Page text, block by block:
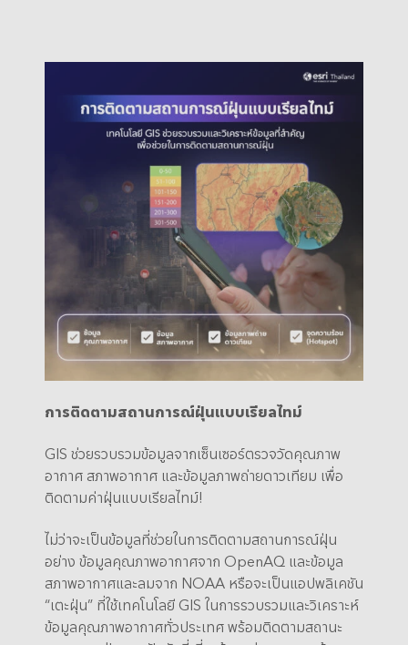
การติดตามสถานการณ์ฝุ่นแบบเรียลไทม์
GIS ช่วยรวบรวมข้อมูลจากเซ็นเซอร์ตรวจวัดคุณภาพ
อากาศ สภาพอากาศ และข้อมูลภาพถ่ายดาวเทียม เพื่อ
ติดตามค่าฝุ่นแบบเรียลไทม์!
ไม่ว่าจะเป็นข้อมูลที่ช่วยในการติดตามสถานการณ์ฝุ่น
อย่าง ข้อมูลคุณภาพอากาศจาก OpenAQ และข้อมูล
สภาพอากาศและลมจาก NOAA หรือจะเป็นแอปพลิเคชัน
“เตะฝุ่น” ที่ใช้เทคโนโลยี GIS ในการรวบรวมและวิเคราะห์
ข้อมูลคุณภาพอากาศทั่วประเทศ พร้อมติดตามสถานะ